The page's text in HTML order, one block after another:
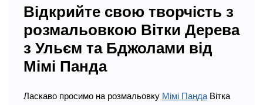
Відкрийте свою творчість з
розмальовкою Вітки Дерева
з Ульєм та Бджолами від
Мімі Панда
Ласкаво просимо на розмальовку Мімі Панда Вітка